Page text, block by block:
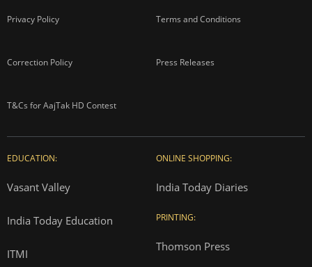
Privacy Policy Terms and Conditions
Correction Policy Press Releases
T&Cs for AajTak HD Contest
EDUCATION:
Vasant Valley
India Today Education
ITMI
ONLINE SHOPPING:
India Today Diaries
PRINTING:
Thomson Press